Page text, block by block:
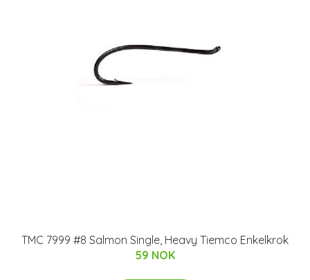
TMC 7999 #8 Salmon Single, Heavy Tiemco Enkelkrok
59 NOK